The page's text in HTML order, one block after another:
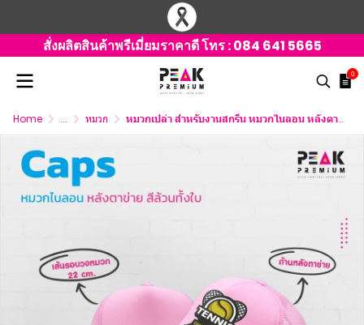
สั่งผลิตสินค้าพรีเมี่ยมราคาดี โทร :084 641 5665
0
Home ... หมวก หมวกเปล่า สำหรับงานสกรีน หมวกไนลอน หลังตาข่ายสีล้วนทั้งใบ